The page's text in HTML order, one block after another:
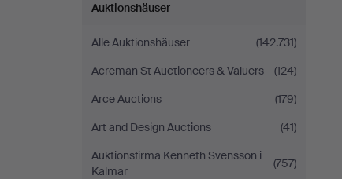
Auktionshäuser
Alle Auktionshäuser
(142.731)
Acreman St Auctioneers & Valuers
(124)
Arce Auctions
(179)
Art and Design Auctions
(41)
Auktionsfirma Kenneth Svensson i
Kalmar
(757)